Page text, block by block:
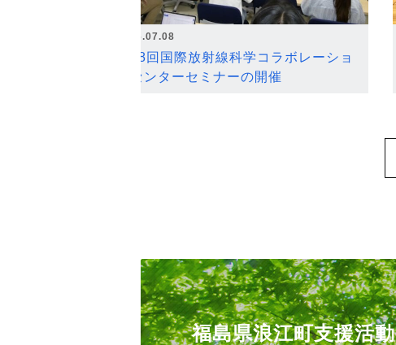
2026.07.08
第18回国際放射線科学コラボレーショ
ンセンターセミナーの開催
福島県浪江町支援活動